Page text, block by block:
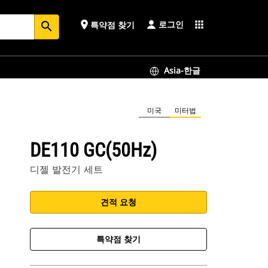
search place 특약점 찾기 로그인 apps
Asia-한글
미국 미터법
DE110 GC(50Hz)
디젤 발전기 세트
견적 요청
특약점 찾기